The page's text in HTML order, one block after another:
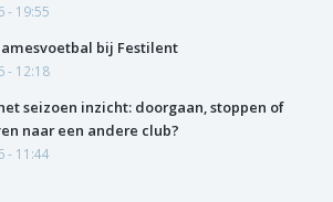
- 19:55
bij Festilent
- 12:18
seizoen inzicht: doorgaan, stoppen of
naar een andere club?
- 11:44